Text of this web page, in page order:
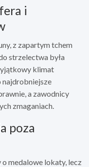
i
z zapartym tchem
strzelectwa była
klimat
najdrobniejsze
a zawodnicy
zmaganiach.
poza
medalowe lokaty, lecz